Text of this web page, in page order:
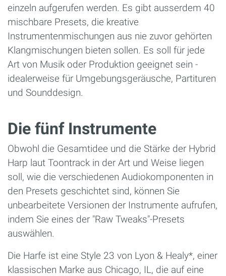
einzeln aufgerufen werden. Es gibt ausserdem 40
mischbare Presets, die kreative
Instrumentenmischungen aus nie zuvor gehörten
Klangmischungen bieten sollen. Es soll für jede
Art von Musik oder Produktion geeignet sein -
idealerweise für Umgebungsgeräusche, Partituren
und Sounddesign.
Die fünf Instrumente
Obwohl die Gesamtidee und die Stärke der Hybrid
Harp laut Toontrack in der Art und Weise liegen
soll, wie die verschiedenen Audiokomponenten in
den Presets geschichtet sind, können Sie
unbearbeitete Versionen der Instrumente aufrufen,
indem Sie eines der "Raw Tweaks"-Presets
auswählen.
Die Harfe ist eine Style 23 von Lyon & Healy*, einer
klassischen Marke aus Chicago, IL, die auf eine